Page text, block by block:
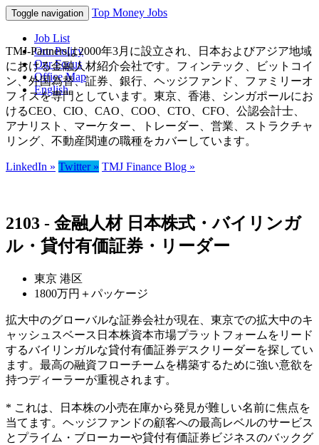
Toggle navigation Top Money Jobs
Job List
Our Policy
Our Focus
Office Map
English
TMJ-Partnersは2000年3月に設立され、日本およびアジア地域
における金融人材紹介会社です。フィンテック、ビットコイ
ン、外国為替、証券、銀行、ヘッジファンド、ファミリーオ
フィスを専門としています。東京、香港、シンガポールにお
けるCEO、CIO、CAO、COO、CTO、CFO、公認会計士、
アナリスト、マーケター、トレーダー、営業、ストラクチャ
リング、不動産関連の職種をカバーしています。
LinkedIn » Twitter » TMJ Finance Blog »
2103 - 金融人材 日本株式・バイリンガ
ル・貸付有価証券・リーダー
東京 港区
1800万円＋パッケージ
拡大中のグローバルな証券会社が現在、東京での拡大中のキ
ャッシュスベース日本株資本市場プラットフォームをリード
するバイリンガルな貸付有価証券デスクリーダーを探してい
ます。最高の融資フローチームを構築するために強い意欲を
持つディーラーが重視されます。
* これは、日本株の小売在庫から発見が難しい名前に焦点を
当てます。ヘッジファンドの顧客への最高レベルのサービス
とプライム・ブローカーや貸付有価証券ビジネスのバックグ